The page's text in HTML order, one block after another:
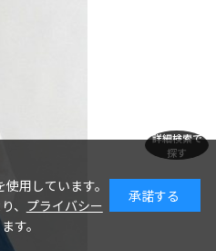
詳細検索で
探す
用しています。
、 プライバシー
す。
承諾する